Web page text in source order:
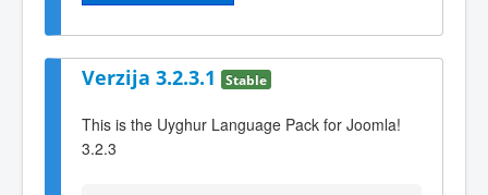
Verzija 3.2.3.1 Stable
This is the Uyghur Language Pack for Joomla!
3.2.3